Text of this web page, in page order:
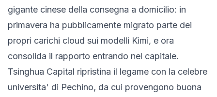
gigante cinese della consegna a domicilio: in
primavera ha pubblicamente migrato parte dei
propri carichi cloud sui modelli Kimi, e ora
consolida il rapporto entrando nel capitale.
Tsinghua Capital ripristina il legame con la celebre
universita' di Pechino, da cui provengono buona